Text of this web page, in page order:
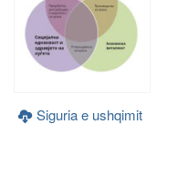
Siguria e ushqimit